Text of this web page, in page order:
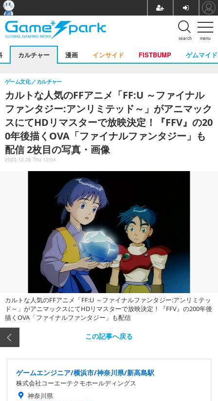
menu
search
カルチャー 漫画 インサイド FISTBUMP ゲムマイド
カルトな人気のFFアニメ「FF:U ～ファイナル
ファンタジー:アンリミテッド～」がアニマック
スにてHDリマスターで放映決定！『FFV』の20
0年後描くOVA「ファイナルファンタジー」も
配信 2枚目の写真・画像
ゲーム文化 カルチャー
2023.12.28 Thu 12:04
カルトな人気のFFアニメ「FF:U ～ファイナルファンタジー:アンリミテッ
ド～」がアニマックスにてHDリマスターで放映決定！『FFV』の200年後
描くOVA「ファイナルファンタジー」も配信
この記事へ戻る
ゲームエンジニア/横浜市/神奈川県/新高島駅
株式会社コーエーテクモホールディングス
神奈川県